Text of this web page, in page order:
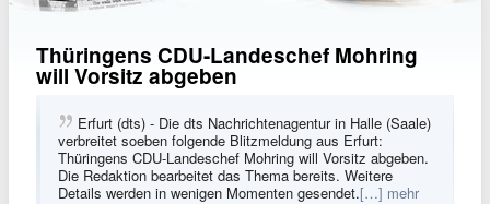
Thüringens CDU-Landeschef Mohring
will Vorsitz abgeben
Erfurt (dts) - Die dts Nachrichtenagentur in Halle (Saale)
verbreitet soeben folgende Blitzmeldung aus Erfurt:
Thüringens CDU-Landeschef Mohring will Vorsitz abgeben.
Die Redaktion bearbeitet das Thema bereits. Weitere
Details werden in wenigen Momenten gesendet.[…] mehr